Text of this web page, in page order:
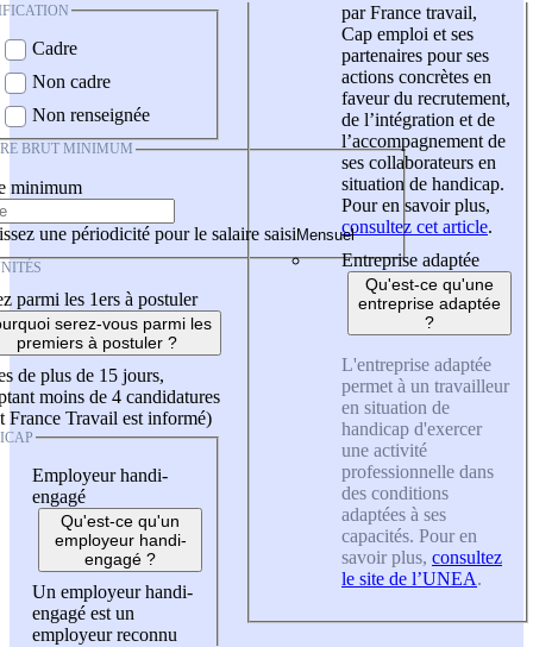
Cadre
Non cadre
Non renseignée
BRUT MINIMUM
minimum
une périodicité pour le salaire saisi
parmi les 1ers à postuler
serez-vous parmi les
premiers à postuler ?
de plus de 15 jours,
moins de 4 candidatures
France Travail est informé)
Employeur handi-
engagé
Qu'est-ce qu'un
employeur handi-
engagé ?
Un employeur handi-
engagé est un
employeur reconnu
par France travail,
Cap emploi et ses
partenaires pour ses
actions concrètes en
faveur du recrutement,
de l’intégration et de
l’accompagnement de
ses collaborateurs en
situation de handicap.
Pour en savoir plus,
consultez cet article.
Entreprise adaptée
Qu'est-ce qu'une
entreprise adaptée
?
L'entreprise adaptée
permet à un travailleur
en situation de
handicap d'exercer
une activité
professionnelle dans
des conditions
adaptées à ses
capacités. Pour en
savoir plus, consultez
le site de l’UNEA.